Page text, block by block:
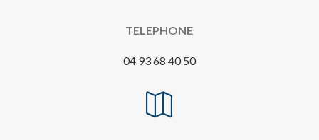
TELEPHONE
04 93 68 40 50
